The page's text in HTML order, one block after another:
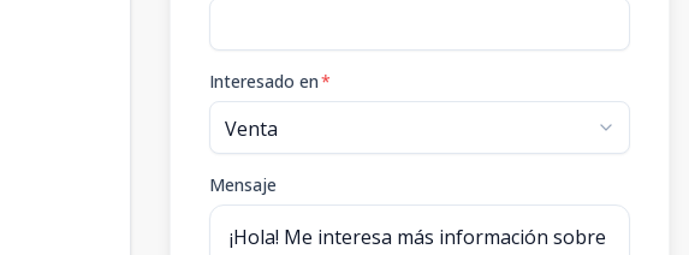
Interesado en*
Mensaje